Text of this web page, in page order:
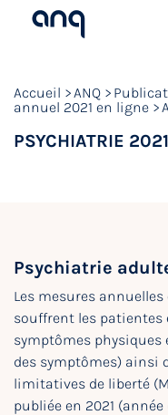
Accueil ANQ
annuel 2021 en ligne
PSYCHIATRIE 2021
Psychiatrie
Les mesures
souffrent les
symptômes
des symptômes) ainsi
limitatives de liberté
publiée en 2021